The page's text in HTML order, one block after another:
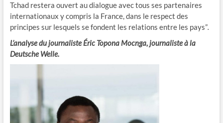
Tchad restera ouvert au dialogue avec tous ses partenaires
internationaux y compris la France, dans le respect des
principes sur lesquels se fondent les relations entre les pays”.
L’analyse du journaliste Éric Topona Mocnga, journaliste à la
Deutsche Welle.